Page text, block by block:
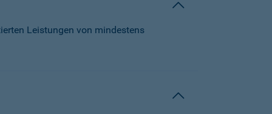
Leistungen von mindestens